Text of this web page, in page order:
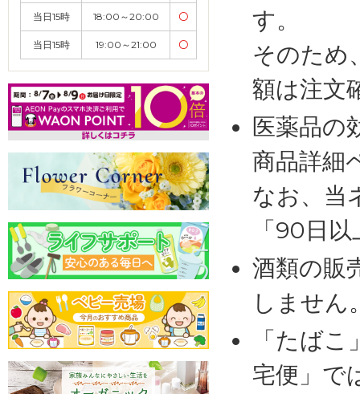
当日15時 18:00～20:00 〇
当日15時 19:00～21:00 〇
す。
そのため
額は注文
医薬品の
商品詳細
なお、当
「90日
酒類の販
しません
「たば
宅便」で